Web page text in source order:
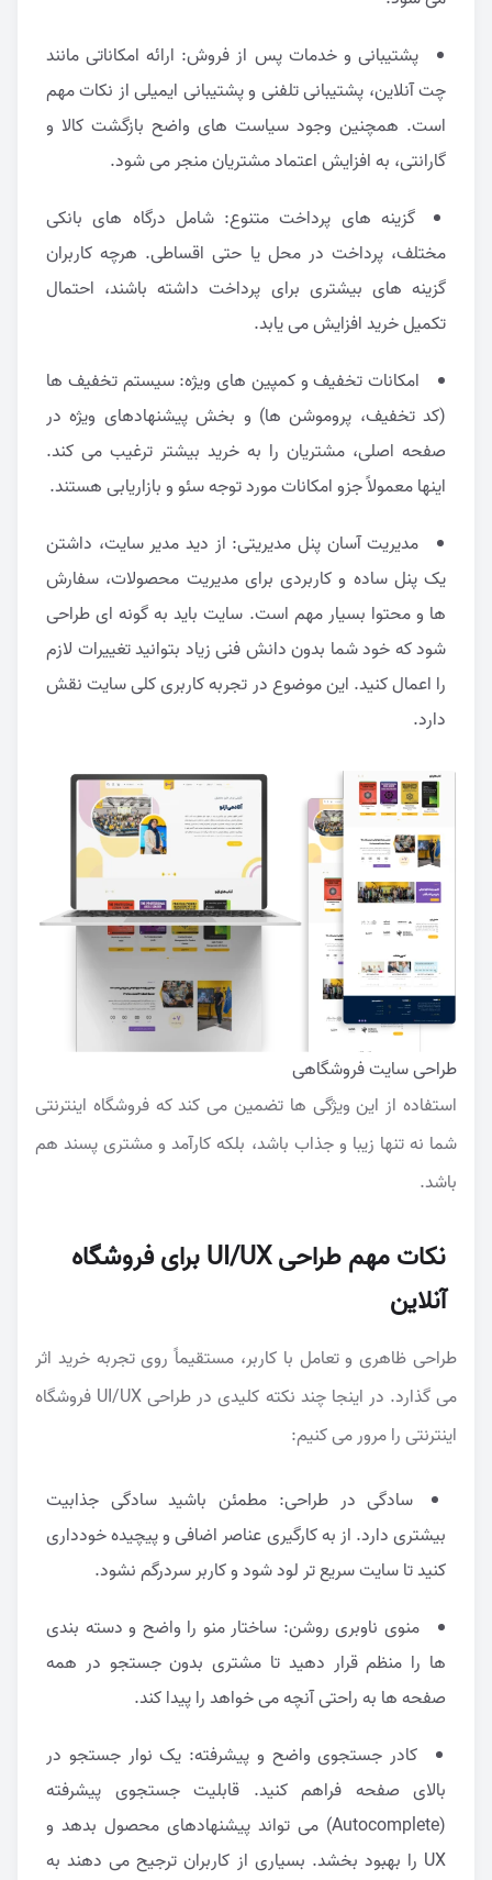
پشتیبانی و خدمات پس از فروش: ارائه امکاناتی مانند
چت آنلاین، پشتیبانی تلفنی و پشتیبانی ایمیلی از نکات مهم
است. همچنین وجود سیاست های واضح بازگشت کالا و
گارانتی، به افزایش اعتماد مشتریان منجر می شود.
گزینه های پرداخت متنوع: شامل درگاه های بانکی
مختلف، پرداخت در محل یا حتی اقساطی. هرچه کاربران
گزینه های بیشتری برای پرداخت داشته باشند، احتمال
تکمیل خرید افزایش می یابد.
امکانات تخفیف و کمپین های ویژه: سیستم تخفیف ها
(کد تخفیف، پروموشن ها) و بخش پیشنهادهای ویژه در
صفحه اصلی، مشتریان را به خرید بیشتر ترغیب می کند.
اینها معمولاً جزو امکانات مورد توجه سئو و بازاریابی هستند.
مدیریت آسان پنل مدیریتی: از دید مدیر سایت، داشتن
یک پنل ساده و کاربردی برای مدیریت محصولات، سفارش
ها و محتوا بسیار مهم است. سایت باید به گونه ای طراحی
شود که خود شما بدون دانش فنی زیاد بتوانید تغییرات لازم
را اعمال کنید. این موضوع در تجربه کاربری کلی سایت نقش
دارد.
طراحی سایت فروشگاهی
استفاده از این ویژگی ها تضمین می کند که فروشگاه اینترنتی
شما نه تنها زیبا و جذاب باشد، بلکه کارآمد و مشتری پسند هم
باشد.
نکات مهم طراحی UI/UX برای فروشگاه
آنلاین
طراحی ظاهری و تعامل با کاربر، مستقیماً روی تجربه خرید اثر
می گذارد. در اینجا چند نکته کلیدی در طراحی UI/UX فروشگاه
اینترنتی را مرور می کنیم:
سادگی در طراحی: مطمئن باشید سادگی جذابیت
بیشتری دارد. از به کارگیری عناصر اضافی و پیچیده خودداری
کنید تا سایت سریع تر لود شود و کاربر سردرگم نشود.
منوی ناوبری روشن: ساختار منو را واضح و دسته بندی
ها را منظم قرار دهید تا مشتری بدون جستجو در همه
صفحه ها به راحتی آنچه می خواهد را پیدا کند.
کادر جستجوی واضح و پیشرفته: یک نوار جستجو در
بالای صفحه فراهم کنید. قابلیت جستجوی پیشرفته
(Autocomplete) می تواند پیشنهادهای محصول بدهد و
UX را بهبود بخشد. بسیاری از کاربران ترجیح می دهند به